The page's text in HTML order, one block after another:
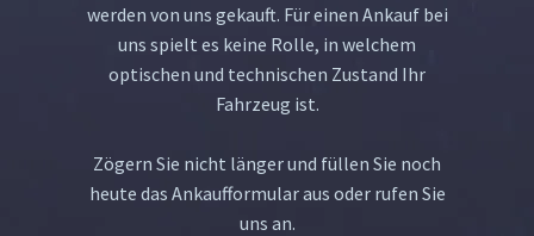
werden von uns gekauft. Für einen Ankauf bei
uns spielt es keine Rolle, in welchem
optischen und technischen Zustand Ihr
Fahrzeug ist.
Zögern Sie nicht länger und füllen Sie noch
heute das Ankaufformular aus oder rufen Sie
uns an.